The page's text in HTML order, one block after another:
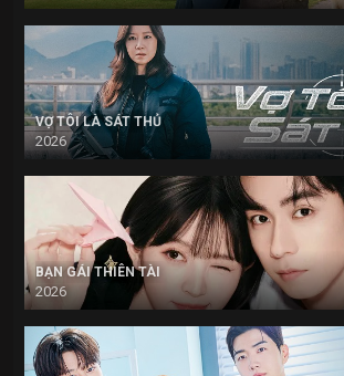
VỢ TÔI LÀ SÁT THỦ
2026
BẠN GÁI THIÊN TÀI
2026